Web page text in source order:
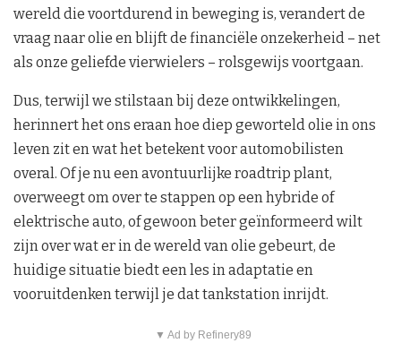
wereld die voortdurend in beweging is, verandert de
vraag naar olie en blijft de financiële onzekerheid – net
als onze geliefde vierwielers – rolsgewijs voortgaan.
Dus, terwijl we stilstaan bij deze ontwikkelingen,
herinnert het ons eraan hoe diep geworteld olie in ons
leven zit en wat het betekent voor automobilisten
overal. Of je nu een avontuurlijke roadtrip plant,
overweegt om over te stappen op een hybride of
elektrische auto, of gewoon beter geïnformeerd wilt
zijn over wat er in de wereld van olie gebeurt, de
huidige situatie biedt een les in adaptatie en
vooruitdenken terwijl je dat tankstation inrijdt.
▼ Ad by Refinery89